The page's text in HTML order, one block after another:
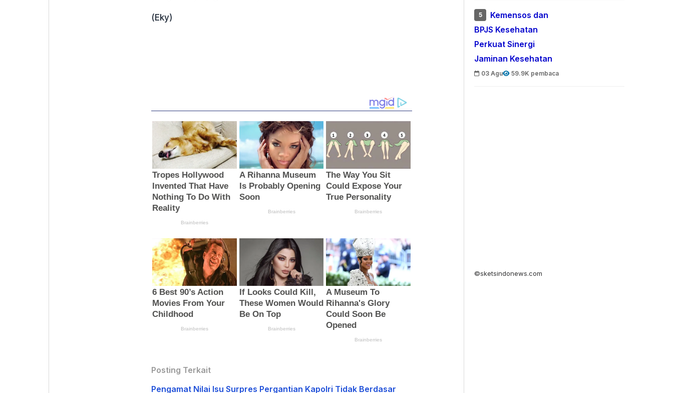
(Eky)
Posting Terkait
Pengamat Nilai Isu Surpres Pergantian Kapolri Tidak Berdasar
5
Kemensos dan
BPJS Kesehatan
Perkuat Sinergi
Jaminan Kesehatan
03 Agu 59.9K pembaca
©sketsindonews.com